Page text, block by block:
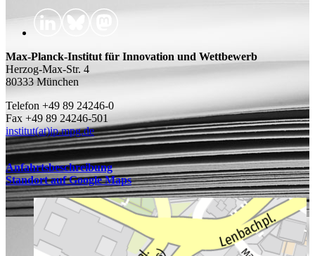
Max-Planck-Institut für Innovation und Wettbewerb
Herzog-Max-Str. 4
80333 München
Telefon +49 89 24246-0
Fax +49 89 24246-501
institut(at)ip.mpg.de
Anfahrtsbeschreibung
Standort auf Google Maps